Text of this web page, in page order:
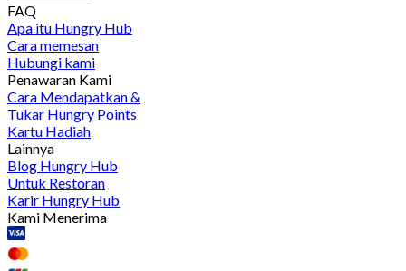
FAQ
Apa itu Hungry Hub
Cara memesan
Hubungi kami
Penawaran Kami
Cara Mendapatkan &
Tukar Hungry Points
Kartu Hadiah
Lainnya
Blog Hungry Hub
Untuk Restoran
Karir Hungry Hub
Kami Menerima